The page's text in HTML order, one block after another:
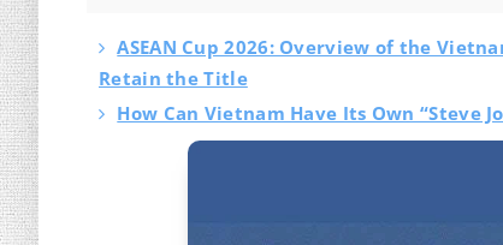
ASEAN Cup 2026: Overview of the
Retain the Title
How Can Vietnam Have Its Own “Steve